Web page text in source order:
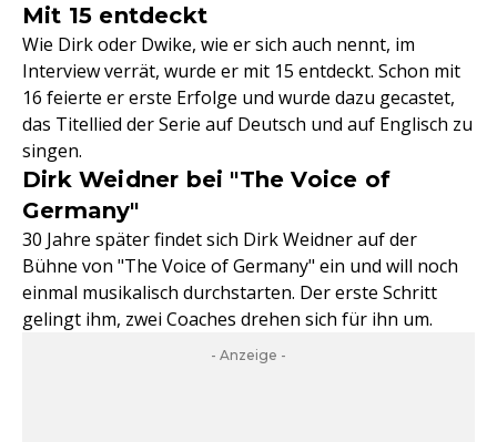
Mit 15 entdeckt
Wie Dirk oder Dwike, wie er sich auch nennt, im
Interview verrät, wurde er mit 15 entdeckt. Schon mit
16 feierte er erste Erfolge und wurde dazu gecastet,
das Titellied der Serie auf Deutsch und auf Englisch zu
singen.
Dirk Weidner bei "The Voice of
Germany"
30 Jahre später findet sich Dirk Weidner auf der
Bühne von "The Voice of Germany" ein und will noch
einmal musikalisch durchstarten. Der erste Schritt
gelingt ihm, zwei Coaches drehen sich für ihn um.
- Anzeige -